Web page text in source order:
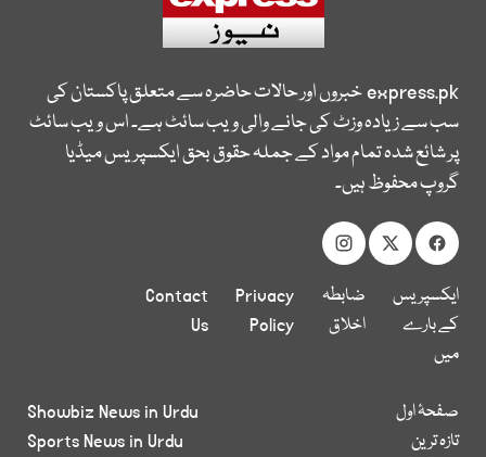
express.pkخبروں اور حالات حاضرہ سے متعلق پاکستان کی
سب سے زیادہ وزٹ کی جانے والی ویب سائٹ ہے۔ اس ویب سائٹ
پر شائع شدہ تمام مواد کے جملہ حقوق بحق ایکسپریس میڈیا
گروپ محفوظ ہیں۔
ایکسپریس
کے بارے
میں
ضابطہ
اخلاق
Privacy
Policy
Contact
Us
صفحۂ اول
تازہ ترین
Showbiz News in Urdu
Sports News in Urdu